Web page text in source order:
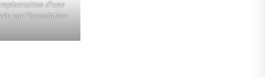
d’une
par l’inondation